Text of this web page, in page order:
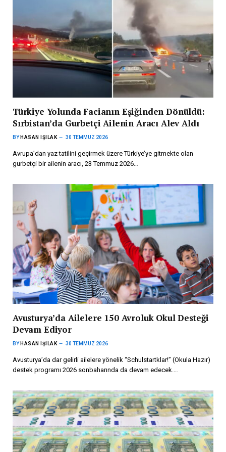
Türkiye Yolunda Facianın Eşiğinden Dönüldü:
Sırbistan’da Gurbetçi Ailenin Aracı Alev Aldı
BY HASAN IŞILAK 30 TEMMUZ 2026
Avrupa’dan yaz tatilini geçirmek üzere Türkiye’ye gitmekte olan
gurbetçi bir ailenin aracı, 23 Temmuz 2026…
Avusturya’da Ailelere 150 Avroluk Okul Desteği
Devam Ediyor
BY HASAN IŞILAK 30 TEMMUZ 2026
Avusturya’da dar gelirli ailelere yönelik “Schulstartklar!” (Okula Hazır)
destek programı 2026 sonbaharında da devam edecek.…